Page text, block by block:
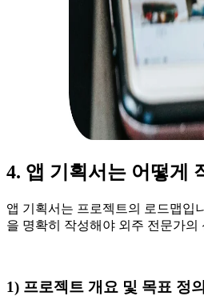
4. 앱 기획서는 어떻게
앱 기획서는 프로젝트의 로드맵입
을 명확히 작성해야 외주 전문가의
1) 프로젝트 개요 및 목표 정의